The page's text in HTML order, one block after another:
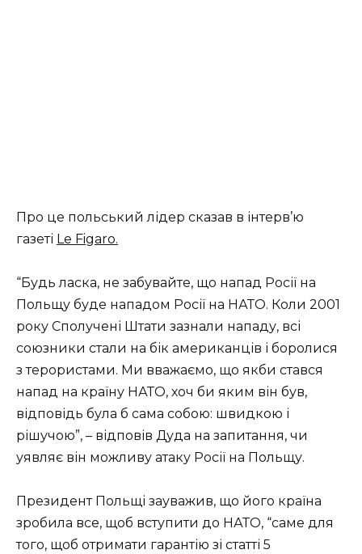
Про це польський лідер сказав в інтерв’ю
газеті Le Figaro.
“Будь ласка, не забувайте, що напад Росії на
Польщу буде нападом Росії на НАТО. Коли 2001
року Сполучені Штати зазнали нападу, всі
союзники стали на бік американців і боролися
з терористами. Ми вважаємо, що якби стався
напад на країну НАТО, хоч би яким він був,
відповідь була б сама собою: швидкою і
рішучою”, – відповів Дуда на запитання, чи
уявляє він можливу атаку Росії на Польщу.
Президент Польщі зауважив, що його країна
зробила все, щоб вступити до НАТО, “саме для
того, щоб отримати гарантію зі статті 5